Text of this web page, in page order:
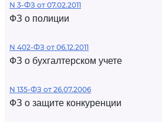
N 3-ФЗ от 07.02.2011
ФЗ о полиции
N 402-ФЗ от 06.12.2011
ФЗ о бухгалтерском учете
N 135-ФЗ от 26.07.2006
ФЗ о защите конкуренции